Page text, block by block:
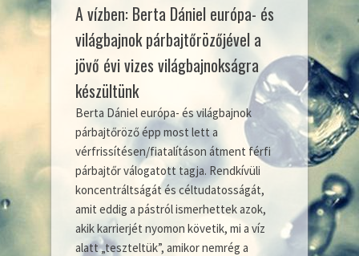
A vízben: Berta Dániel európa- és
világbajnok párbajtőrözőjével a
jövő évi vizes világbajnokságra
készültünk
Berta Dániel európa- és világbajnok
párbajtőröző épp most lett a
vérfrissítésen/fiatalításon átment férfi
párbajtőr válogatott tagja. Rendkívüli
koncentráltságát és céltudatosságát,
amit eddig a pástról ismerhettek azok,
akik karrierjét nyomon követik, mi a víz
alatt „teszteltük”, amikor nemrég a